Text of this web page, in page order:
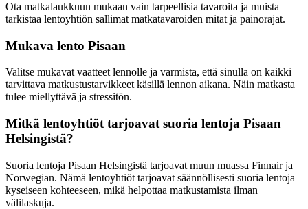
Ota matkalaukkuun mukaan vain tarpeellisia tavaroita ja muista
tarkistaa lentoyhtiön sallimat matkatavaroiden mitat ja painorajat.
Mukava lento Pisaan
Valitse mukavat vaatteet lennolle ja varmista, että sinulla on kaikki
tarvittava matkustustarvikkeet käsillä lennon aikana. Näin matkasta
tulee miellyttävä ja stressitön.
Mitkä lentoyhtiöt tarjoavat suoria lentoja Pisaan
Helsingistä?
Suoria lentoja Pisaan Helsingistä tarjoavat muun muassa Finnair ja
Norwegian. Nämä lentoyhtiöt tarjoavat säännöllisesti suoria lentoja
kyseiseen kohteeseen, mikä helpottaa matkustamista ilman
välilaskuja.